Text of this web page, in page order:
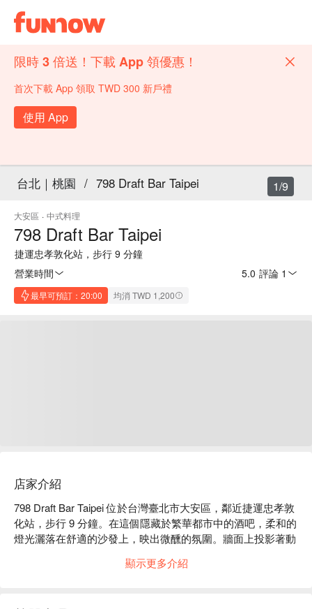
限時 3 倍送！下載 App 領優惠！
首次下載 App 領取 TWD 300 新戶禮
使用 App
台北｜桃園 / 798 Draft Bar Taipei
大安區 · 中式料理
798 Draft Bar Taipei
捷運忠孝敦化站，步行 9 分鐘
營業時間
5.0 評論 1
最早可預訂：20:00 均消 TWD 1,200
1/9
店家介紹
798 Draft Bar Taipei 位於台灣臺北市大安區，鄰近捷運忠孝敦
化站，步行 9 分鐘。在這個隱藏於繁華都市中的酒吧，柔和的
燈光灑落在舒適的沙發上，映出微醺的氛圍。牆面上投影著動
社交空間，彷彿時間在此靜止。
顯示更多介紹